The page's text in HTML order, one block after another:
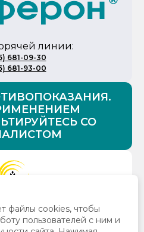
линии:
681-09-30
681-93-00
СО
д. 47 , стр. 1, +7
файлы cookies, чтобы
пользователей с ним и